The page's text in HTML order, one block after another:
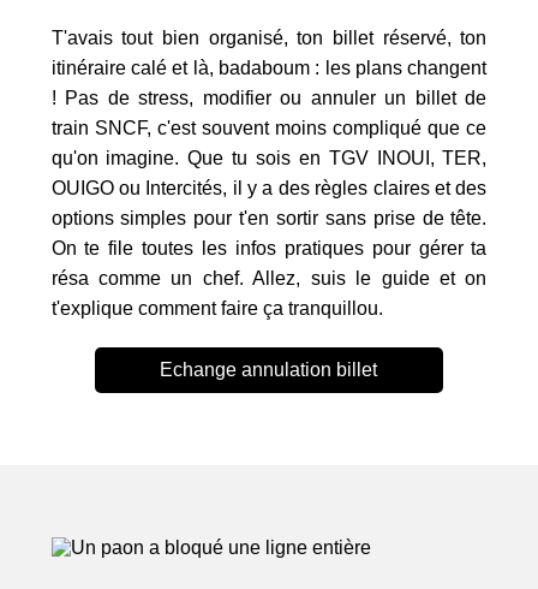
T'avais tout bien organisé, ton billet réservé, ton
itinéraire calé et là, badaboum : les plans changent
! Pas de stress, modifier ou annuler un billet de
train SNCF, c'est souvent moins compliqué que ce
qu'on imagine. Que tu sois en TGV INOUI, TER,
OUIGO ou Intercités, il y a des règles claires et des
options simples pour t'en sortir sans prise de tête.
On te file toutes les infos pratiques pour gérer ta
résa comme un chef. Allez, suis le guide et on
t'explique comment faire ça tranquillou.
Echange annulation billet